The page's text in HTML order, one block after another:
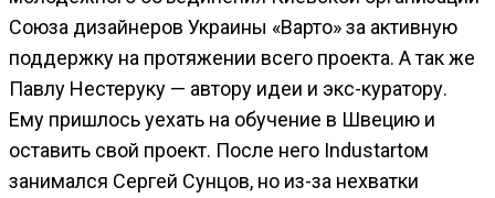
Союза дизайнеров Украины «Варто» за активную
поддержку на протяжении всего проекта. А так же
Павлу Нестеруку — автору идеи и экс-куратору.
Ему пришлось уехать на обучение в Швецию и
оставить свой проект. После него Industartом
занимался Сергей Сунцов, но из-за нехватки